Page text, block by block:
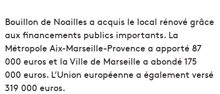
Bouillon de Noailles a acquis le local rénové grâce
aux financements publics importants. La
Métropole Aix-Marseille-Provence a apporté 87
000 euros et la Ville de Marseille a abondé 175
000 euros. L’Union européenne a également versé
319 000 euros.